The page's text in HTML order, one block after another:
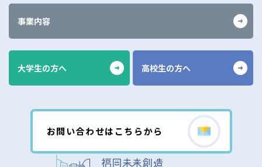
事業内容
大学生の方へ 高校生の方へ
お問い合わせはこちらから